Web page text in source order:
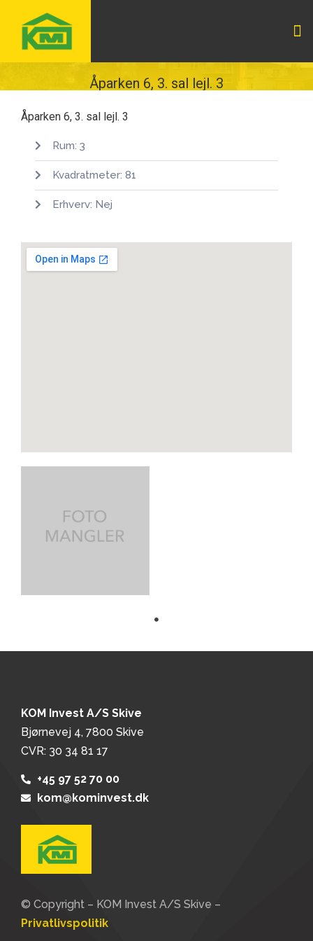
Åparken 6, 3. sal lejl. 3
Åparken 6, 3. sal lejl. 3
Rum: 3
Kvadratmeter: 81
Erhverv: Nej
© Copyright – KOM Invest A/S Skive –
Privatlivspolitik
KOM Invest A/S Skive
Bjørnevej 4, 7800 Skive
CVR: 30 34 81 17
+45 97 52 70 00
kom@kominvest.dk